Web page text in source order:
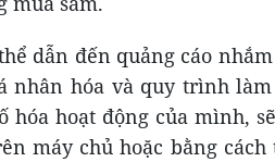
dẫn đến quảng cáo
nhân hóa và quy trình
hóa hoạt động của mình,
máy chủ hoặc bằng